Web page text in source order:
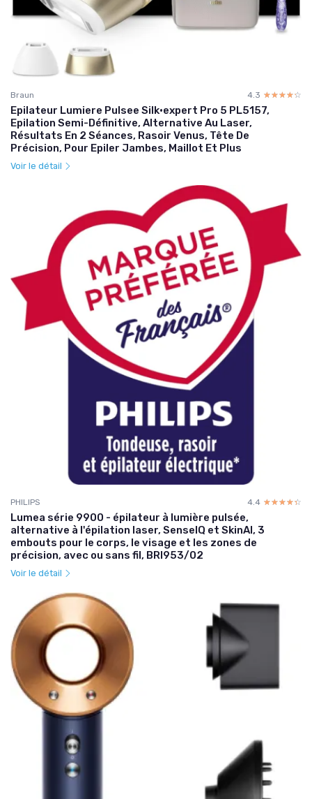
Braun 4.3 ☆☆☆☆☆
★★★★★
Epilateur Lumiere Pulsee Silk·expert Pro 5 PL5157,
Epilation Semi-Définitive, Alternative Au Laser,
Résultats En 2 Séances, Rasoir Venus, Tête De
Précision, Pour Epiler Jambes, Maillot Et Plus
Voir le détail
PHILIPS 4.4 ☆☆☆☆☆
★★★★★
Lumea série 9900 - épilateur à lumière pulsée,
alternative à l'épilation laser, SenseIQ et SkinAI, 3
embouts pour le corps, le visage et les zones de
précision, avec ou sans fil, BRI953/02
Voir le détail